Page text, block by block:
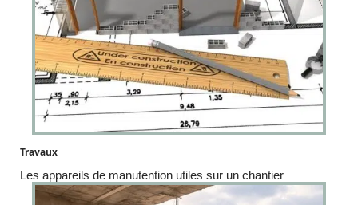
Travaux
Les appareils de manutention utiles sur un chantier